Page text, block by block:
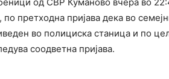
претходна пријава дека во
во полициска станица и по
соодветна пријава.